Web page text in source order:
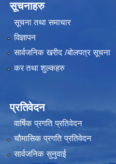
सूचनाहरु
सूचना तथा समाचार
विज्ञापन
सार्वजनिक खरीद /बोलपत्र सूचना
कर तथा शुल्कहरु
प्रतिवेदन
वार्षिक प्रगति प्रतिवेदन
चौमासिक प्रगति प्रतिवेदन
सार्वजनिक सुनुवाई